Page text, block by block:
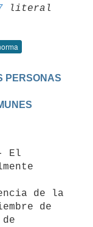
literal
PERSONAS
de la
de